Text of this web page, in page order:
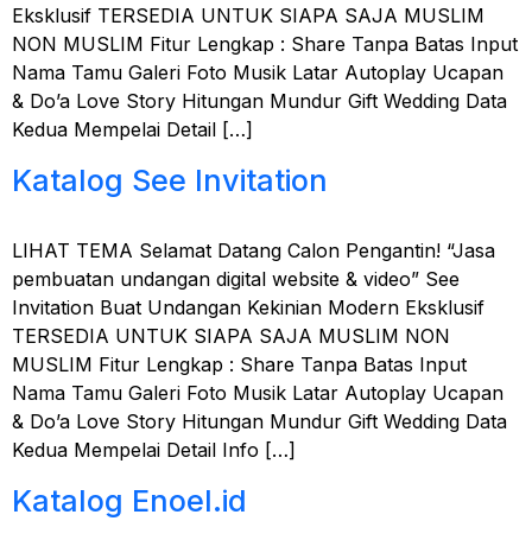
Eksklusif TERSEDIA UNTUK SIAPA SAJA MUSLIM
NON MUSLIM Fitur Lengkap : Share Tanpa Batas Input
Nama Tamu Galeri Foto Musik Latar Autoplay Ucapan
& Do’a Love Story Hitungan Mundur Gift Wedding Data
Kedua Mempelai Detail […]
Katalog See Invitation
LIHAT TEMA Selamat Datang Calon Pengantin! “Jasa
pembuatan undangan digital website & video” See
Invitation Buat Undangan Kekinian Modern Eksklusif
TERSEDIA UNTUK SIAPA SAJA MUSLIM NON
MUSLIM Fitur Lengkap : Share Tanpa Batas Input
Nama Tamu Galeri Foto Musik Latar Autoplay Ucapan
& Do’a Love Story Hitungan Mundur Gift Wedding Data
Kedua Mempelai Detail Info […]
Katalog Enoel.id